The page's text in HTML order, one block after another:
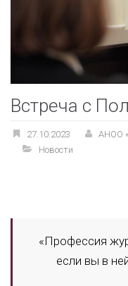
Встреча с
27.10.2023
АНОО
Новости
«Профессия
если вы в